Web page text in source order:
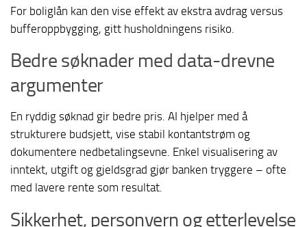
For boliglån kan den vise effekt av ekstra avdrag versus
bufferoppbygging, gitt husholdningens risiko.
Bedre søknader med data-drevne
argumenter
En ryddig søknad gir bedre pris. AI hjelper med å
strukturere budsjett, vise stabil kontantstrøm og
dokumentere nedbetalingsevne. Enkel visualisering av
inntekt, utgift og gjeldsgrad gjør banken tryggere – ofte
med lavere rente som resultat.
Sikkerhet, personvern og etterlevelse